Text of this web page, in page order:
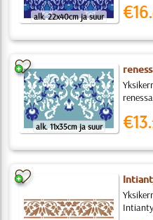
alk. 22x40cm ja suur €16.
alk. 11x35cm ja suur €13.